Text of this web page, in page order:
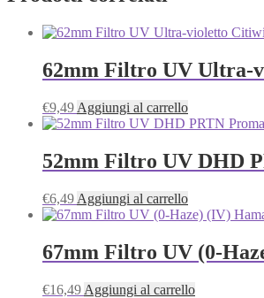
62mm Filtro UV Ultra-
€9,49 Aggiungi al carrello
52mm Filtro UV DHD
€6,49 Aggiungi al carrello
67mm Filtro UV (0-
€16,49 Aggiungi al carrello